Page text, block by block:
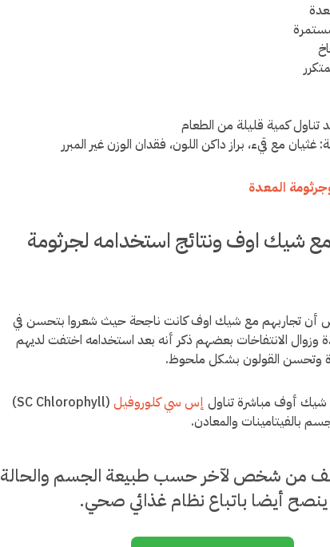
تناول كمية قليلة من الطعام
غثيان مع قيء، براز داكن اللون، فقدان الوزن غير المبرر
المعدة
شيك اوف ونتائج استخدامه لجرثومة
أن تجاربهم مع شيك اوف كانت ناجحة حيث شعروا بتحسن في
وزوال الانتفاخات بعضهم ذكر أنه بعد استخدامه اختفت لديهم
وتحسن القولون بشكل ملحوظ.
أوف مباشرة تناول إس سي كلوروفيل
(SC Chlorophyll)
بالفيتامينات والمعادن.
من شخص لآخر حسب طبيعة الجسم والحالة
ينصح أيضا باتباع نظام غذائي صحي.